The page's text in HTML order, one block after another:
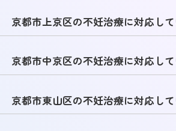
京都市上京区の不妊治療に対応し
京都市中京区の不妊治療に対応し
京都市東山区の不妊治療に対応し